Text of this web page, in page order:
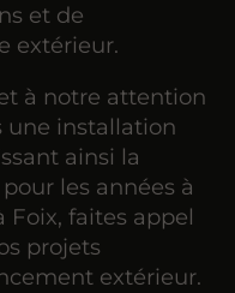
et de
extérieur.
à notre attention
une installation
ainsi la
les années à
Foix, faites appel
projets
extérieur.